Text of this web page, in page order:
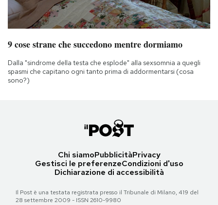
9 cose strane che succedono mentre dormiamo
Dalla "sindrome della testa che esplode" alla sexsomnia a quegli
spasmi che capitano ogni tanto prima di addormentarsi (cosa
sono?)
Chi siamoPubblicitàPrivacy
Gestisci le preferenzeCondizioni d'uso
Dichiarazione di accessibilità
Il Post è una testata registrata presso il Tribunale di Milano, 419 del
28 settembre 2009 - ISSN 2610-9980